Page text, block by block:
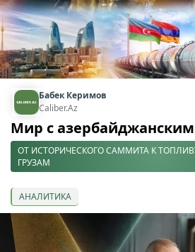
Бабек Керимов
Caliber.Az
Мир с
ОТ ИСТОРИЧЕСКОГО САММИТА К
ГРУЗАМ
АНАЛИТИКА